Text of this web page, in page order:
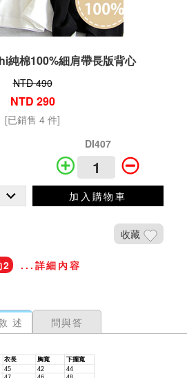
純棉100%細肩帶長版背心
NTD 490
NTD 290
[已銷售 4 件]
DI407
加入購物車
收藏
2 ...詳細內容
述 問與答